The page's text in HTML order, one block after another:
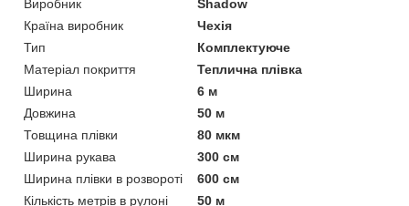
Виробник
Shadow
Країна виробник
Чехія
Тип
Комплектуюче
Матеріал покриття
Теплична плівка
Ширина
6 м
Довжина
50 м
Товщина плівки
80 мкм
Ширина рукава
300 см
Ширина плівки в розвороті
600 см
Кількість метрів в рулоні
50 м